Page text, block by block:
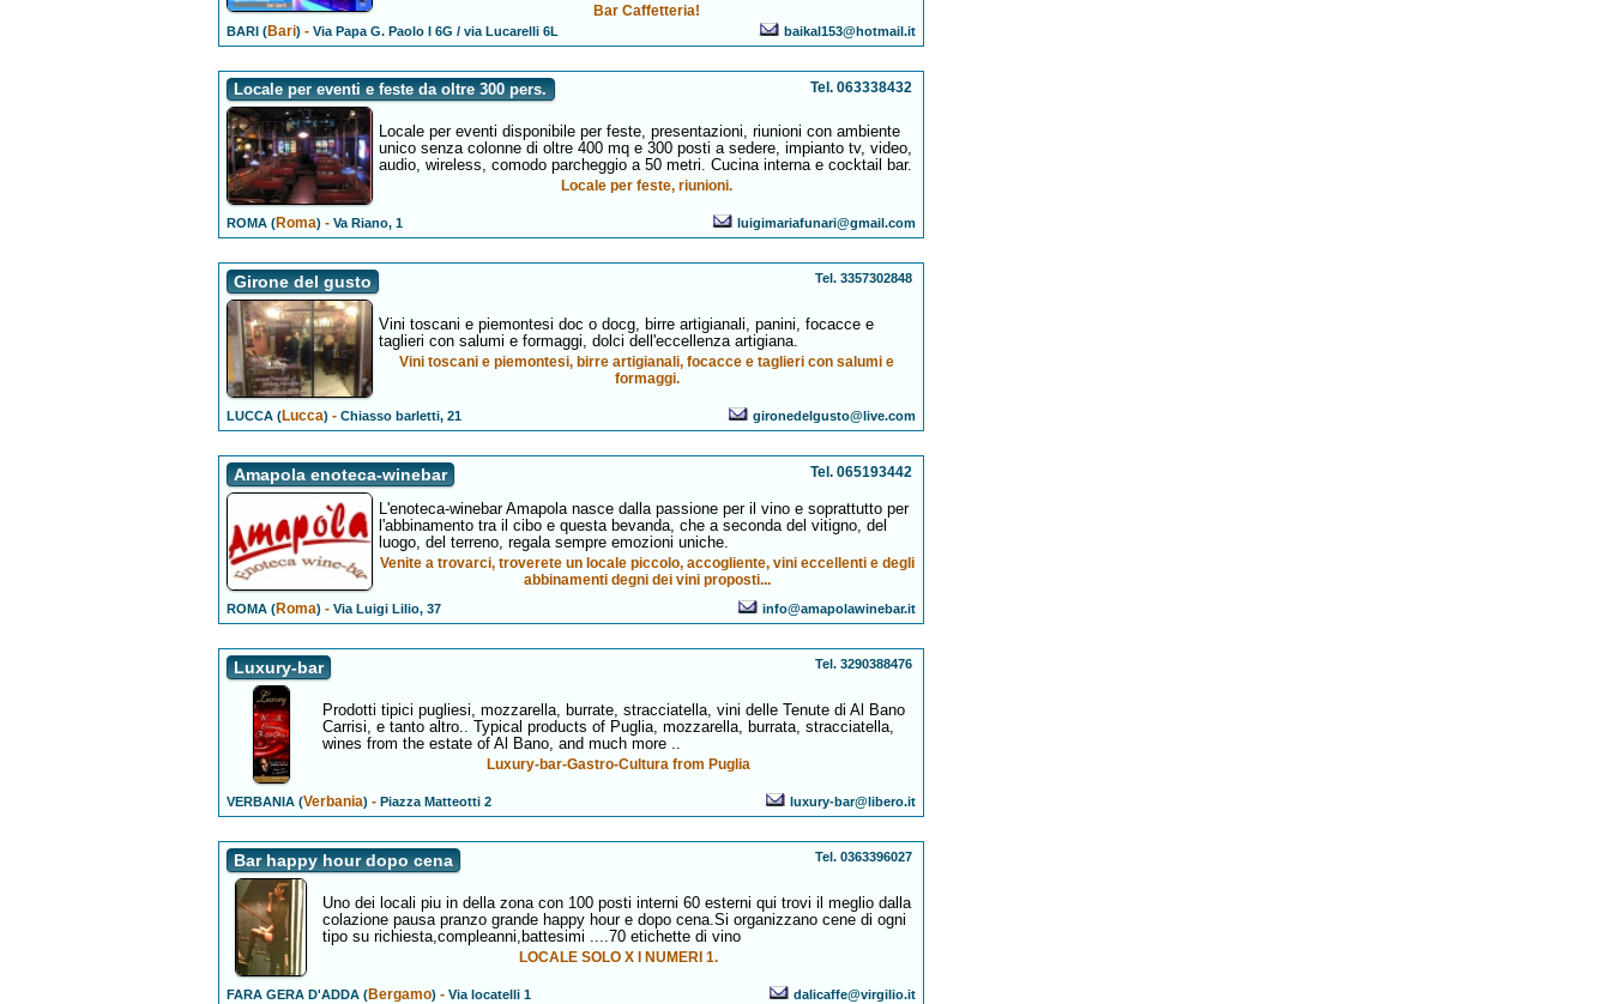
Bar Caffetteria!
BARI (Bari) -Via Papa G. Paolo I 6G / via Lucarelli 6L baikal153@hotmail.it
Locale per eventi e feste da oltre 300 pers. Tel. 063338432
Locale per eventi disponibile per feste, presentazioni, riunioni con ambiente
unico senza colonne di oltre 400 mq e 300 posti a sedere, impianto tv, video,
audio, wireless, comodo parcheggio a 50 metri. Cucina interna e cocktail bar.
Locale per feste, riunioni.
ROMA (Roma) -Va Riano, 1 luigimariafunari@gmail.com
Girone del gusto Tel. 3357302848
Vini toscani e piemontesi doc o docg, birre artigianali, panini, focacce e
taglieri con salumi e formaggi, dolci dell'eccellenza artigiana.
Vini toscani e piemontesi, birre artigianali, focacce e taglieri con salumi e
formaggi.
LUCCA (Lucca) -Chiasso barletti, 21 gironedelgusto@live.com
Amapola enoteca-winebar Tel. 065193442
L'enoteca-winebar Amapola nasce dalla passione per il vino e soprattutto per
l'abbinamento tra il cibo e questa bevanda, che a seconda del vitigno, del
luogo, del terreno, regala sempre emozioni uniche.
Venite a trovarci, troverete un locale piccolo, accogliente, vini eccellenti e degli
abbinamenti degni dei vini proposti...
ROMA (Roma) -Via Luigi Lilio, 37 info@amapolawinebar.it
Luxury-bar Tel. 3290388476
Prodotti tipici pugliesi, mozzarella, burrate, stracciatella, vini delle Tenute di Al Bano
Carrisi, e tanto altro.. Typical products of Puglia, mozzarella, burrata, stracciatella,
wines from the estate of Al Bano, and much more ..
Luxury-bar-Gastro-Cultura from Puglia
VERBANIA (Verbania) -Piazza Matteotti 2 luxury-bar@libero.it
Bar happy hour dopo cena Tel. 0363396027
Uno dei locali piu in della zona con 100 posti interni 60 esterni qui trovi il meglio dalla
colazione pausa pranzo grande happy hour e dopo cena.Si organizzano cene di ogni
tipo su richiesta,compleanni,battesimi ....70 etichette di vino
LOCALE SOLO X I NUMERI 1.
FARA GERA D'ADDA (Bergamo) -Via locatelli 1 dalicaffe@virgilio.it